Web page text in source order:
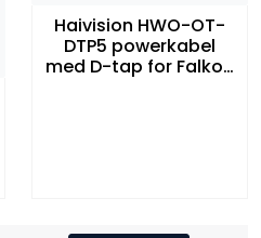
Haivision HWO-OT-
DTP5 powerkabel
med D-tap for Falkon